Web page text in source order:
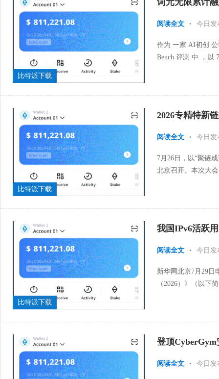
比特派下载
词元无限累计
阅读全文 • 今日发
作为 一家 AI初创
Bench 评测 中 ，以
比特派下载
2026专精特新
阅读全文 • 今日发
7月26日，以“聚链
北京召开。本次大
比特派下载
我国IPv6活跃
阅读全文 • 今日发
新华网北京7月29日
（2026）》（以下
登顶CyberGym
阅读全文 • 今日发